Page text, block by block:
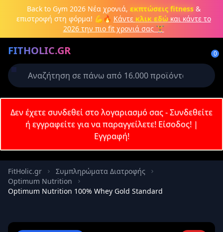
Μετάβαση στο κύριο περιεχόμενο
Back to Gym 2026Νέα χρονιά, εκπτώσεις fitness&
επιστροφή στη φόρμα! 💪🔥 Κάντε κλικ εδώκαι κάντε το
2026 την πιο fit χρονιά σας 🏋️
FITHOLIC.GR 0
Πρωτεΐνες Pre-Workout Aμινοξέα Καύση λίπους
Δεν έχετε συνδεθεί στο λογαριασμό σας - Συνδεθείτε
ή εγγραφείτε για να παραγγείλετε! Είσοδος!|
Εγγραφή!
FitHolic.gr
Συμπληρώματα Διατροφής
Optimum Nutrition
Optimum Nutrition 100% Whey Gold Standard
Δημιουργήστε λογαριασμό ή
Απαιτείται για την ολοκλήρωση της
παραγγελίας σας
Σύνδεση Εγγραφή
Κωδικός